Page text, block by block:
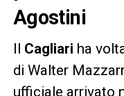
Agostini
Il Cagliari ha
di Walter
ufficiale arrivato